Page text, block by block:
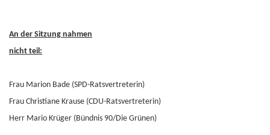
An der Sitzung nahmen
nicht teil:
Frau Marion Bade (SPD-Ratsvertreterin)
Frau Christiane Krause (CDU-Ratsvertreterin)
Herr Mario Krüger (Bündnis 90/Die Grünen)